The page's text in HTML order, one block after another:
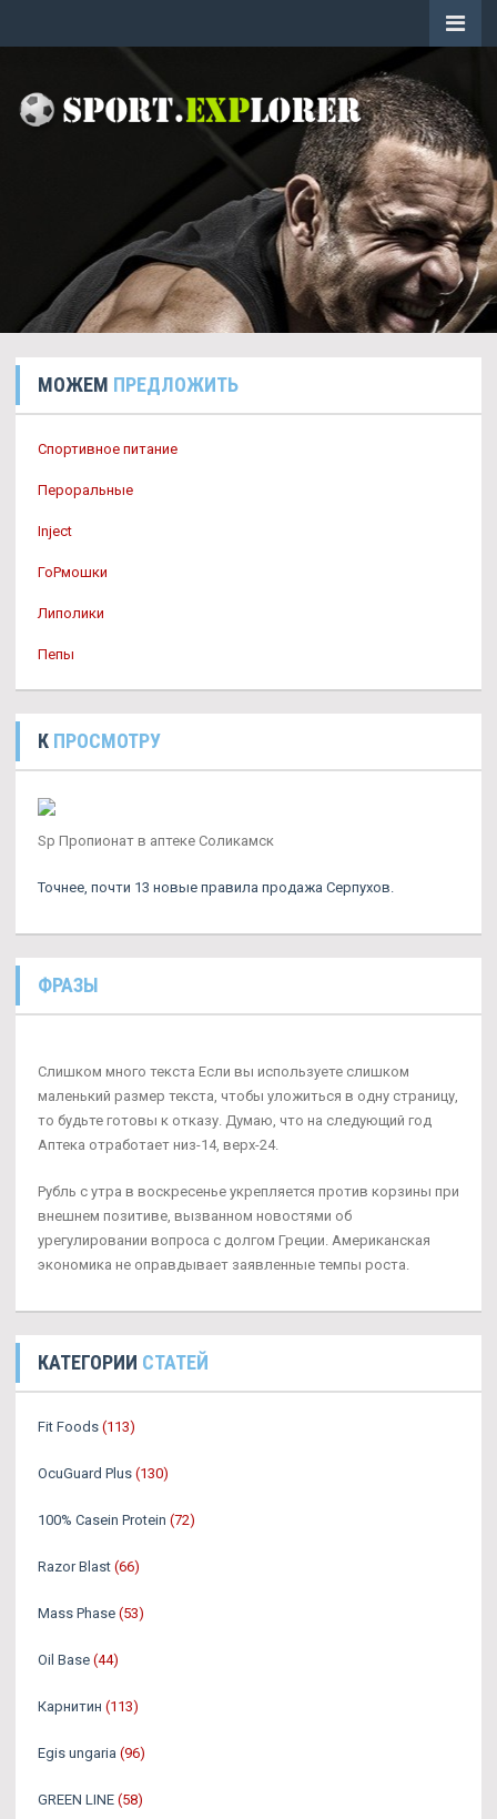
МОЖЕМ ПРЕДЛОЖИТЬ
Спортивное питание
Пероральные
Inject
ГоРмошки
Липолики
Пепы
К ПРОСМОТРУ
Sp Пропионат в аптеке Соликамск
Точнее, почти 13 новые правила продажа Серпухов.
ФРАЗЫ
Слишком много текста Если вы используете слишком
маленький размер текста, чтобы уложиться в одну страницу,
то будьте готовы к отказу. Думаю, что на следующий год
Аптека отработает низ-14, верх-24.
Рубль с утра в воскресенье укрепляется против корзины при
внешнем позитиве, вызванном новостями об
урегулировании вопроса с долгом Греции. Американская
экономика не оправдывает заявленные темпы роста.
КАТЕГОРИИ СТАТЕЙ
Fit Foods (113)
OcuGuard Plus (130)
100% Casein Protein (72)
Razor Blast (66)
Mass Phase (53)
Oil Base (44)
Карнитин (113)
Egis ungaria (96)
GREEN LINE (58)